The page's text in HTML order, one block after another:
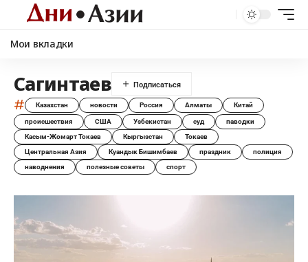
Мои вкладки
Сагинтаев
# Казахстан новости Россия Алматы Китай
происшествия США Узбекистан суд
паводки
Касым-Жомарт Токаев
Кыргызстан
Токаев
Центральная Азия
Куандык Бишимбаев праздник
полиция
наводнения
полезные советы спорт